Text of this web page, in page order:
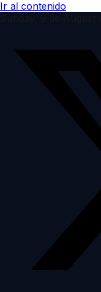
Ir al contenido